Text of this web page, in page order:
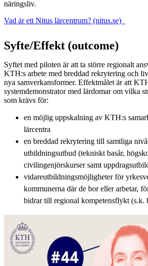
näringsliv.
Vad är ett Nitus lärcentrum? (nitus.se)
Syfte/Effekt (outcome)
Syftet med piloten är att ta större regionalt
KTH:s arbete med breddad rekrytering och
nya samverkansformer. Effektmålet är att
systemdemonstrator med lärdomar om vilka
som krävs för:
en möjlig uppskalning av KTH:s
lärcentra
en breddad rekrytering till samtliga
utbildningsutbud (tekniskt basår,
civilingenjörskurser samt
vidareutbildningsmöjligheter för
kommunerna där de bor eller arbetar,
bidrar till regional kompetensflykt (s.k.